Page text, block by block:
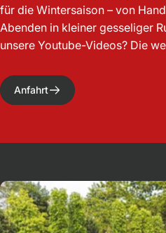
für die Wintersaison – von
Abenden in kleiner gesseliger
unsere Youtube-Videos? Die
Anfahrt